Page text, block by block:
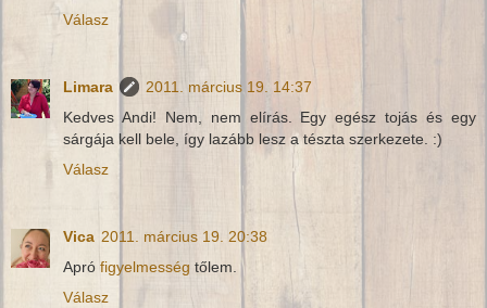
Válasz
Limara
2011. március 19. 14:37
Kedves Andi! Nem, nem elírás. Egy egész tojás és egy
sárgája kell bele, így lazább lesz a tészta szerkezete. :)
Válasz
Vica 2011. március 19. 20:38
Apró figyelmesség tőlem.
Válasz